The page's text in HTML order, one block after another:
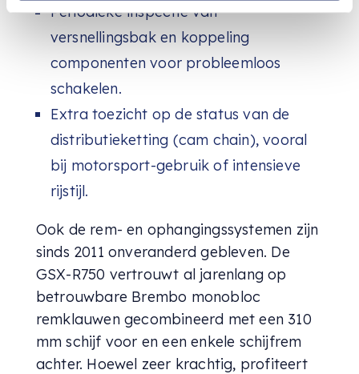
Periodieke inspectie van
versnellingsbak en koppeling
componenten voor probleemloos
schakelen.
Extra toezicht op de status van de
distributieketting (cam chain), vooral
bij motorsport-gebruik of intensieve
rijstijl.
Ook de rem- en ophangingssystemen zijn
sinds 2011 onveranderd gebleven. De
GSX-R750 vertrouwt al jarenlang op
betrouwbare Brembo monobloc
remklauwen gecombineerd met een 310
mm schijf voor en een enkele schijfrem
achter. Hoewel zeer krachtig, profiteert